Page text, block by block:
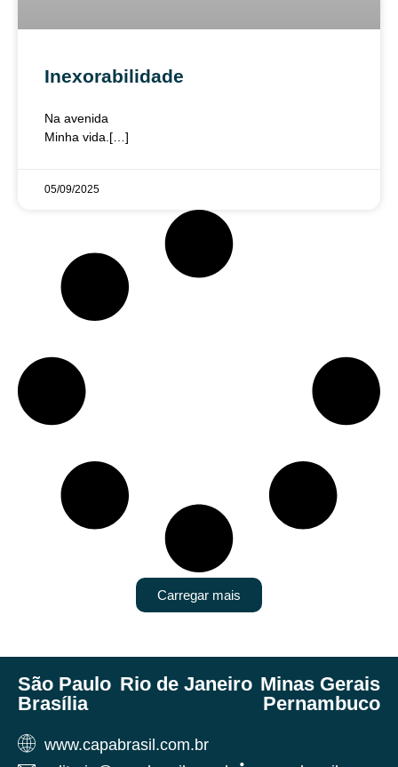
Inexorabilidade
Na avenida
Minha vida.[…]
05/09/2025
Carregar mais
São Paulo Rio de Janeiro Minas Gerais
Brasília
Pernambuco
www.capabrasil.com.br